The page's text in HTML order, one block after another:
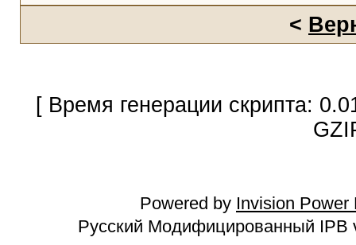
<
[ Время генерации скрипта:
Powered by Invision Power
Русский Модифицированный IPB